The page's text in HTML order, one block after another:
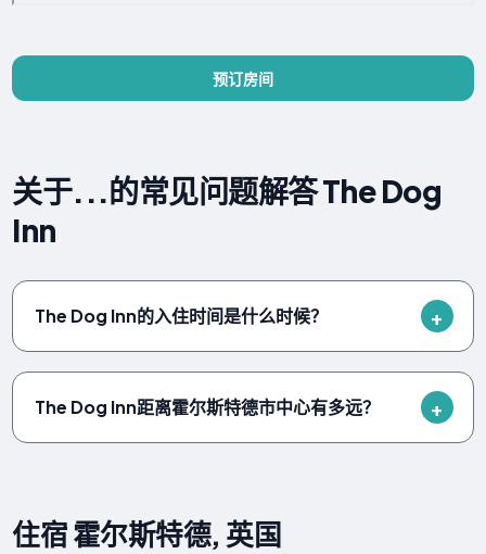
预订房间
关于...的常见问题解答 The Dog
Inn
The Dog Inn的入住时间是什么时候？
The Dog Inn距离霍尔斯特德市中心有多远？
住宿 霍尔斯特德, 英国